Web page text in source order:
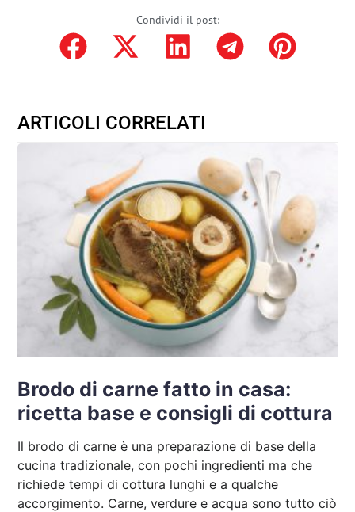
Condividi il post:
ARTICOLI CORRELATI
Brodo di carne fatto in casa:
ricetta base e consigli di cottura
Il brodo di carne è una preparazione di base della
cucina tradizionale, con pochi ingredienti ma che
richiede tempi di cottura lunghi e a qualche
accorgimento. Carne, verdure e acqua sono tutto ciò